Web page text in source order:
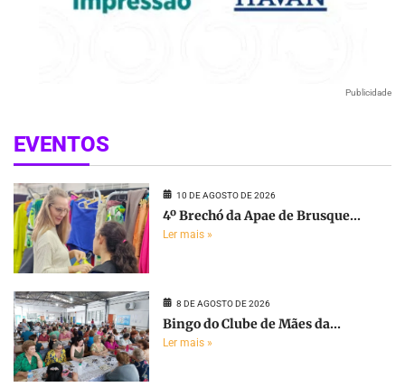
Publicidade
EVENTOS
10 DE AGOSTO DE 2026
4º Brechó da Apae de Brusque...
Ler mais »
8 DE AGOSTO DE 2026
Bingo do Clube de Mães da...
Ler mais »